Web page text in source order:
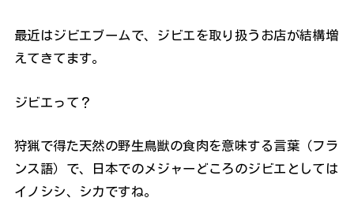
最近はジビエブームで、ジビエを取り扱うお店が結構増
えてきてます。
ジビエって？
狩猟で得た天然の野生鳥獣の食肉を意味する言葉（フラ
ンス語）で、日本でのメジャーどころのジビエとしては
イノシシ、シカですね。